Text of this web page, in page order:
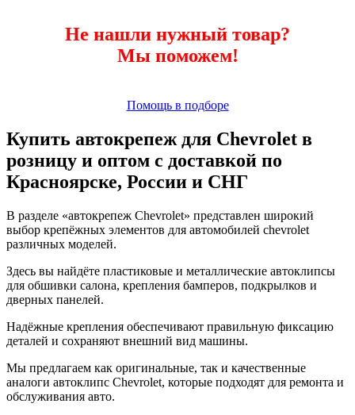
Не нашли нужный товар?
Мы поможем!
Помощь в подборе
Купить автокрепеж для Chevrolet в
розницу и оптом с доставкой по
Красноярске, России и СНГ
В разделе «автокрепеж Chevrolet» представлен широкий
выбор крепёжных элементов для автомобилей chevrolet
различных моделей.
Здесь вы найдёте пластиковые и металлические автоклипсы
для обшивки салона, крепления бамперов, подкрылков и
дверных панелей.
Надёжные крепления обеспечивают правильную фиксацию
деталей и сохраняют внешний вид машины.
Мы предлагаем как оригинальные, так и качественные
аналоги автоклипс Chevrolet, которые подходят для ремонта и
обслуживания авто.